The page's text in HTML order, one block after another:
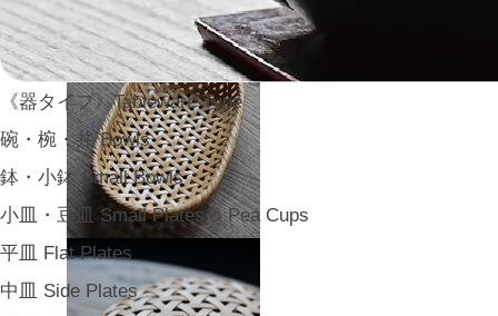
《器タイプ》Tableware Type
碗・椀・丼 Bowls
鉢・小鉢 Small Bowls
小皿・豆皿 Small Plates & Pea Cups
平皿 Flat Plates
中皿 Side Plates